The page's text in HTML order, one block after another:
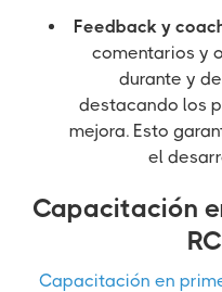
Feedback y
comentarios y
durante y
destacando los
mejora. Esto
el
Capacitación
Capacitación en